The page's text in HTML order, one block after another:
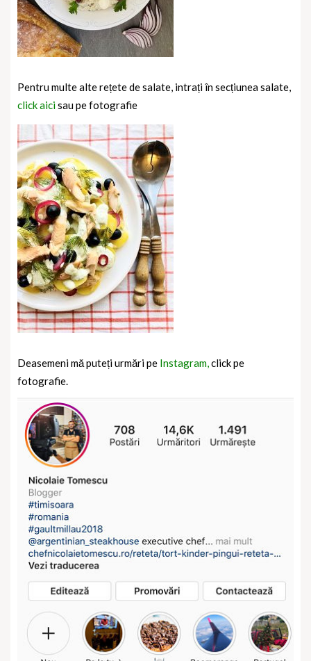
Pentru multe alte rețete de salate, intrați în secțiunea salate,
click aicisau pe fotografie
Deasemeni mă puteți urmări pe Instagram,click pe
fotografie.